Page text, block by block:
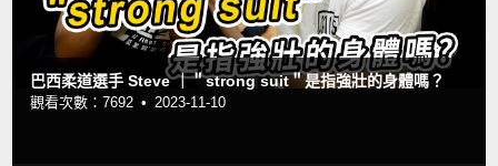
巴西柔道選手 Steve ｜＂strong suit＂是指強壯的身體嗎？
觀看次數：7692 •2023-11-10